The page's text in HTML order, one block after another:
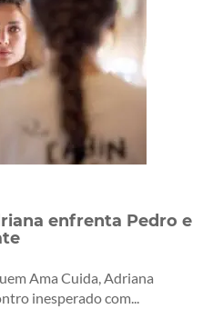
enfrenta Pedro e
Ama Cuida, Adriana
inesperado com...